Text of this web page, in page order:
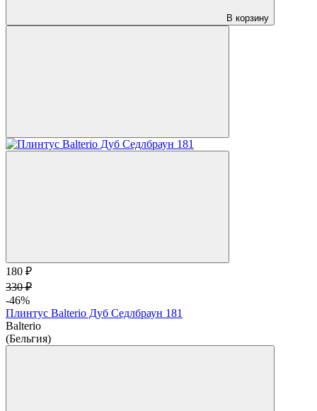
В корзину
180 ₽
330 ₽
-46%
Плинтус Balterio Дуб Седлбраун 181
Balterio
(Бельгия)